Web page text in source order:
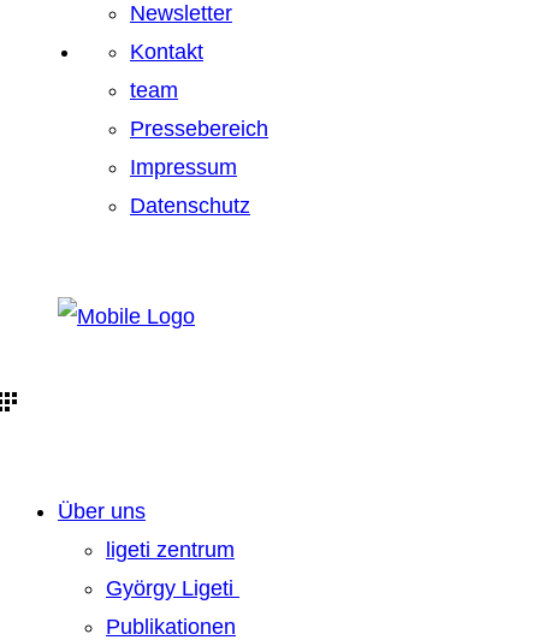
Newsletter
Kontakt
team
Pressebereich
Impressum
Datenschutz
Über uns
ligeti zentrum
György Ligeti
Publikationen